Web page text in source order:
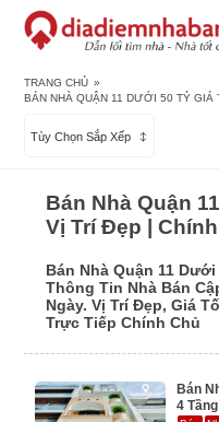
TRANG CHỦ »
BÁN NHÀ QUẬN 11 DƯỚI 50 TỶ
Tùy Chọn Sắp Xếp
Bán Nhà Quận
Vị Trí Đẹp |
Bán Nhà Quận 11
Thông Tin Nhà Bán
Ngày. Vị Trí Đẹp, Giá
Trực Tiếp Chính Chủ
Bán
4